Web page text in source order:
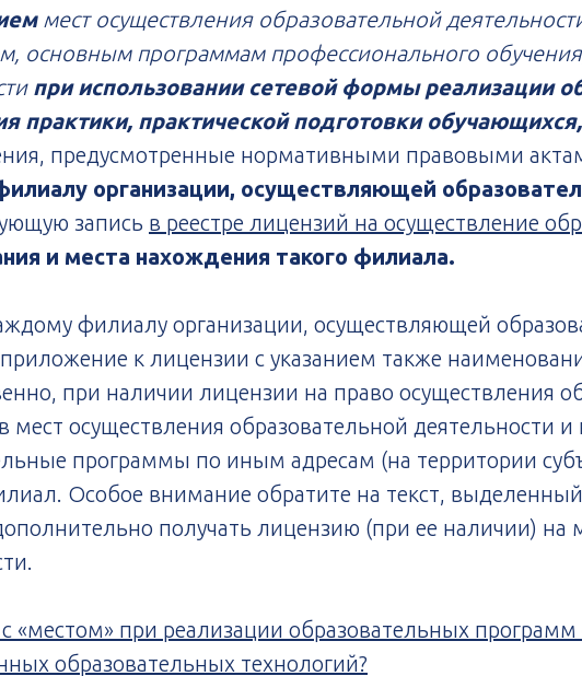
мест осуществления образовательной
основным программам профессионального
при использовании сетевой формы реализации
практики, практической подготовки
предусмотренные нормативными правовыми
организации, осуществляющей
запись в реестре лицензий на осуществление
и места нахождения такого филиала.
филиалу организации, осуществляющей
к лицензии с указанием также
при наличии лицензии на право осуществления
мест осуществления образовательной деятельности
программы по иным адресам (на территории
Особое внимание обратите на текст,
получать лицензию (при ее наличии) на
«местом» при реализации образовательных
образовательных технологий?